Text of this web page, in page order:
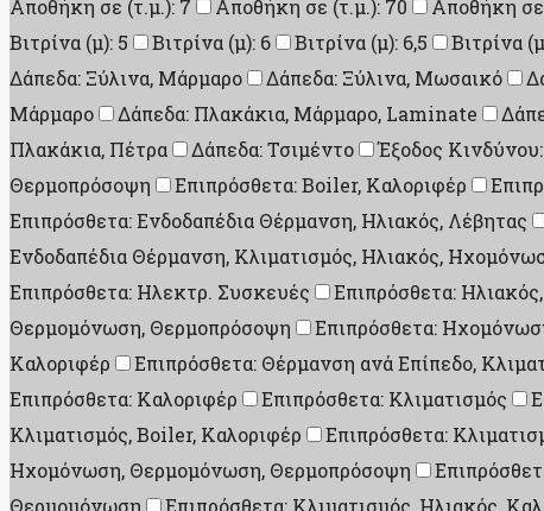
Αποθήκη σε (τ.μ.): 7
Αποθήκη σε (τ.μ.): 70 Αποθήκη σε
Βιτρίνα (μ): 5
Βιτρίνα (μ): 6 Βιτρίνα (μ): 6,5 Βιτρίνα
Δάπεδα: Ξύλινα, Μάρμαρο
Δάπεδα: Ξύλινα, Μωσαικό
Μάρμαρο
Δάπεδα: Πλακάκια, Μάρμαρο, Laminate
Πλακάκια, Πέτρα
Δάπεδα: Τσιμέντο Έξοδος
Θερμοπρόσοψη
Επιπρόσθετα: Boiler, Καλοριφέρ
Επιπρόσθετα: Ενδοδαπέδια Θέρμανση, Ηλιακός, Λέβητας
Ενδοδαπέδια Θέρμανση, Κλιματισμός, Ηλιακός,
Επιπρόσθετα: Ηλεκτρ. Συσκευές
Επιπρόσθετα:
Θερμομόνωση, Θερμοπρόσοψη
Επιπρόσθετα:
Καλοριφέρ
Επιπρόσθετα: Θέρμανση ανά Επίπεδο,
Επιπρόσθετα: Καλοριφέρ
Επιπρόσθετα: Κλιματισμός
Κλιματισμός, Boiler, Καλοριφέρ
Επιπρόσθετα:
Ηχομόνωση, Θερμομόνωση, Θερμοπρόσοψη
Θερμομόνωση
Επιπρόσθετα: Κλιματισμός, Ηλιακός,